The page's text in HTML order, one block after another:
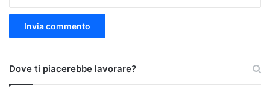
Dove ti piacerebbe lavorare?